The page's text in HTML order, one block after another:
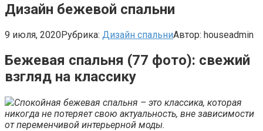
Дизайн бежевой спальни
9 июля, 2020Рубрика: Дизайн спальниАвтор: houseadmin
Бежевая спальня (77 фото): свежий
взгляд на классику
Спокойная бежевая спальня – это классика, которая
никогда не потеряет свою актуальность, вне зависимости
от переменчивой интерьерной моды.